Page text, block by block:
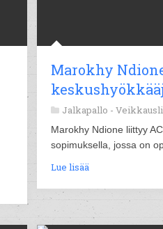
Marokhy
Jalkapallo -
Marokhy Ndione liittyy
sopimuksella, jossa on
Lue lisää